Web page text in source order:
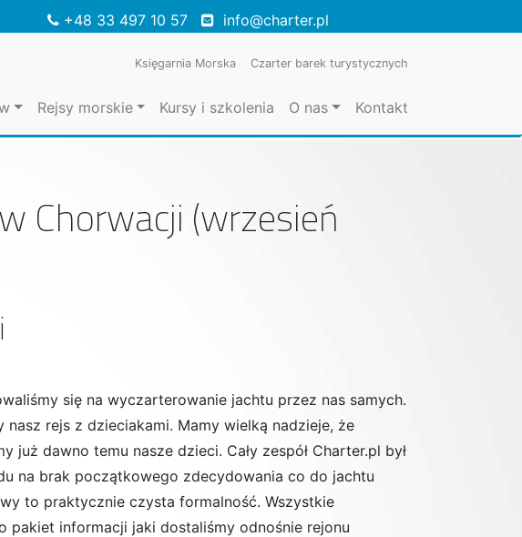
+48 33 497 10 57 info@charter.pl
Księgarnia Morska Czarter barek turystycznych
Rejsy morskie Kursy i szkolenia O nas Kontakt
Chorwacji (wrzesień
się na wyczarterowanie jachtu przez nas samych.
rejs z dzieciakami. Mamy wielką nadzieje, że
już dawno temu nasze dzieci. Cały zespół Charter.pl był
na brak początkowego zdecydowania co do jachtu
to praktycznie czysta formalność. Wszystkie
pakiet informacji jaki dostaliśmy odnośnie rejonu